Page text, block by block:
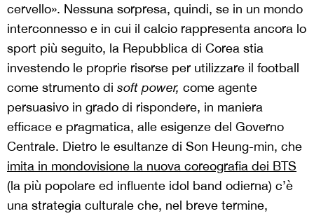
cervello». Nessuna sorpresa, quindi, se in un mondo
interconnesso e in cui il calcio rappresenta ancora lo
sport più seguito, la Repubblica di Corea stia
investendo le proprie risorse per utilizzare il football
come strumento di soft power, come agente
persuasivo in grado di rispondere, in maniera
efficace e pragmatica, alle esigenze del Governo
Centrale. Dietro le esultanze di Son Heung-min, che
imita in mondovisione la nuova coreografia dei BTS
(la più popolare ed influente idol band odierna) c’è
una strategia culturale che, nel breve termine,